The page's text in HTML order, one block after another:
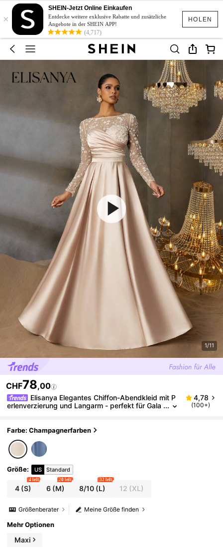
HOLEN
×
SHEIN-Jetzt Online Einkaufen
Entdecke weitere exklusive Rabatte und zusätzliche
Angebote in der SHEIN APP!
(4,717)
1/11
CHF78,00
Elisanya Elegantes Chiffon-Abendkleid mit P
erlenverzierung und Langarm - perfekt für Gala
4,78
(100+)
Farbe: Champagnerfarben
Größe: US Standard
4 (S)
4 left
6 (M)
20 left
8/10(L)
32 left
12 (XL)
Meine Größe finden
Größenberater
Mehr Optionen
Maxi